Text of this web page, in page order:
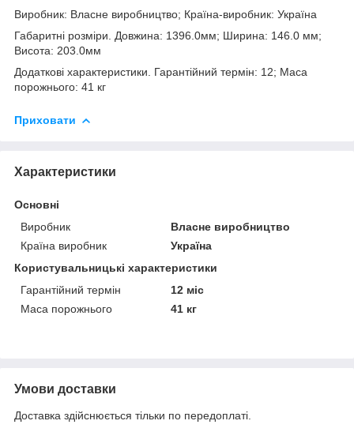
Виробник: Власне виробництво; Країна-виробник: Україна
Габаритні розміри. Довжина: 1396.0мм; Ширина: 146.0 мм;
Висота: 203.0мм
Додаткові характеристики. Гарантійний термін: 12; Маса
порожнього: 41 кг
Приховати
Характеристики
Основні
Виробник
Власне виробництво
Країна виробник
Україна
Користувальницькі характеристики
Гарантійний термін
12 міс
Маса порожнього
41 кг
Умови доставки
Доставка здійснюється тільки по передоплаті.